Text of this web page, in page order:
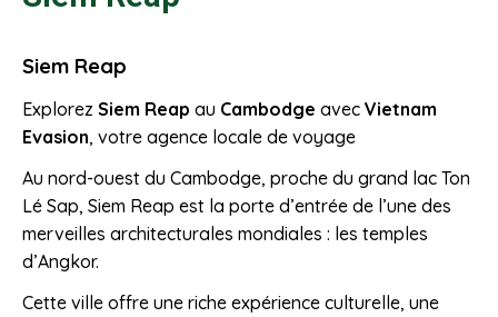
Siem Reap
Explorez Siem Reap au Cambodge avec Vietnam
Evasion, votre agence locale de voyage
Au nord-ouest du Cambodge, proche du grand lac Ton
Lé Sap, Siem Reap est la porte d’entrée de l’une des
merveilles architecturales mondiales : les temples
d’Angkor.
Cette ville offre une riche expérience culturelle, une